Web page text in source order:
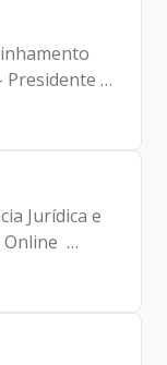
Presidente |
-
- Tiago
Jurídica e
Online
Presidente |
da